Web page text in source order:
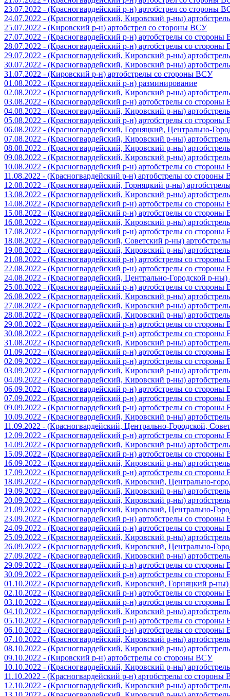
23.07.2022 - (Красногвардейский р-н) артобстрел со стороны
24.07.2022 - (Красногвардейский, Кировский р-ны)
25.07.2022 - (Кировский р-н) артобстрел со стороны ВСУ
27.07.2022 - (Красногвардейский р-н) артобстрелы со
28.07.2022 - (Красногвардейский р-н) артобстрелы со
29.07.2022 - (Красногвардейский, Кировский р-ны)
30.07.2022 - (Красногвардейский, Кировский р-ны)
31.07.2022 - (Кировский р-н) артобстрелы со стороны ВСУ
01.08.2022 - (Красногвардейский р-н) разминирование
02.08.2022 - (Красногвардейский, Кировский р-ны)
03.08.2022 - (Красногвардейский р-н) артобстрелы со
04.08.2022 - (Красногвардейский, Кировский р-ны)
05.08.2022 - (Красногвардейский р-н) артобстрелы со
06.08.2022 - (Красногвардейский, Горняцкий, Центрально-
07.08.2022 - (Красногвардейский, Кировский р-ны)
08.08.2022 - (Красногвардейский, Кировский р-ны)
09.08.2022 - (Красногвардейский, Кировский р-ны)
10.08.2022 - (Красногвардейский р-н) артобстрелы со
11.08.2022 - (Красногвардейский р-н) артобстрелы со стороны
12.08.2022 - (Красногвардейский, Горняцкий р-ны)
13.08.2022 - (Красногвардейский, Кировский р-ны)
14.08.2022 - (Красногвардейский р-н) артобстрелы со
15.08.2022 - (Красногвардейский р-н) артобстрелы со
16.08.2022 - (Красногвардейский, Кировский р-ны)
17.08.2022 - (Красногвардейский р-н) артобстрелы со
18.08.2022 - (Красногвардейский, Советский р-ны)
19.08.2022 - (Красногвардейский, Кировский р-ны)
21.08.2022 - (Красногвардейский р-н) артобстрелы со
22.08.2022 - (Красногвардейский р-н) артобстрелы со
24.08.2022 - (Красногвардейский, Центрально-Городской р-
25.08.2022 - (Красногвардейский р-н) артобстрелы со
26.08.2022 - (Красногвардейский, Кировский р-ны)
27.08.2022 - (Красногвардейский, Кировский р-ны)
28.08.2022 - (Красногвардейский, Кировский р-ны)
29.08.2022 - (Красногвардейский р-н) артобстрелы со
30.08.2022 - (Красногвардейский р-н) артобстрелы со
31.08.2022 - (Красногвардейский, Кировский р-ны)
01.09.2022 - (Красногвардейский р-н) артобстрелы со
02.09.2022 - (Красногвардейский р-н) артобстрелы со
03.09.2022 - (Красногвардейский, Кировский р-ны)
04.09.2022 - (Красногвардейский, Кировский р-ны)
06.09.2022 - (Красногвардейский р-н) артобстрелы со
07.09.2022 - (Красногвардейский р-н) артобстрелы со
09.09.2022 - (Красногвардейский р-н) артобстрелы со
10.09.2022 - (Красногвардейский, Кировский р-ны)
11.09.2022 - (Красногвардейский, Центрально-Городской,
12.09.2022 - (Красногвардейский р-н) артобстрелы со
14.09.2022 - (Красногвардейский, Кировский р-ны)
15.09.2022 - (Красногвардейский р-н) артобстрелы со
16.09.2022 - (Красногвардейский, Кировский р-ны)
17.09.2022 - (Красногвардейский р-н) артобстрелы со
18.09.2022 - (Красногвардейский, Кировский, Центрально-
19.09.2022 - (Красногвардейский, Кировский р-ны)
20.09.2022 - (Красногвардейский, Кировский р-ны)
21.09.2022 - (Красногвардейский, Кировский, Центрально-
23.09.2022 - (Красногвардейский р-н) артобстрелы со
24.09.2022 - (Красногвардейский р-н) артобстрелы со
25.09.2022 - (Красногвардейский, Кировский р-ны)
26.09.2022 - (Красногвардейский, Кировский, Центрально-
27.09.2022 - (Красногвардейский, Кировский р-ны)
29.09.2022 - (Красногвардейский р-н) артобстрелы со
30.09.2022 - (Красногвардейский р-н) артобстрелы со
01.10.2022 - (Красногвардейский, Кировский, Горняцкий р-
02.10.2022 - (Красногвардейский р-н) артобстрелы со
03.10.2022 - (Красногвардейский р-н) артобстрелы со
04.10.2022 - (Красногвардейский, Кировский р-ны)
05.10.2022 - (Красногвардейский р-н) артобстрелы со
06.10.2022 - (Красногвардейский р-н) артобстрелы со
07.10.2022 - (Красногвардейский, Кировский р-ны)
08.10.2022 - (Красногвардейский, Кировский р-ны)
09.10.2022 - (Кировский р-н) артобстрелы со стороны ВСУ
10.10.2022 - (Красногвардейский, Кировский р-ны)
11.10.2022 - (Красногвардейский р-н) артобстрелы со стороны
12.10.2022 - (Красногвардейский, Кировский р-ны)